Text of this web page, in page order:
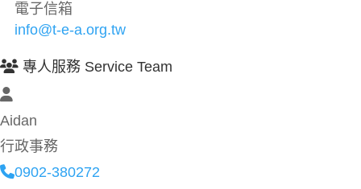
電子信箱
info@t-e-a.org.tw
專人服務 Service Team
Aidan
行政事務
0902-380272